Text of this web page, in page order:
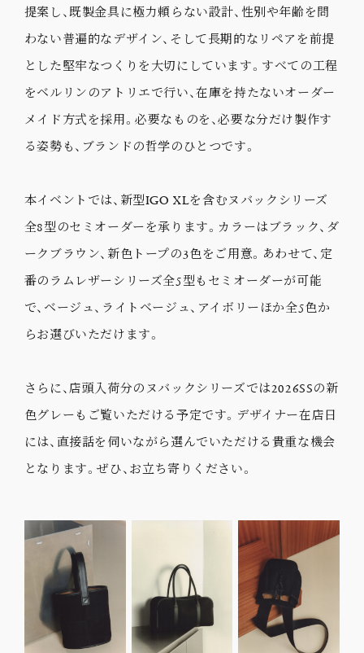
提案し、既製金具に極力頼らない設計、性別や年齢を問
わない普遍的なデザイン、そして長期的なリペアを前提
とした堅牢なつくりを大切にしています。すべての工程
をベルリンのアトリエで行い、在庫を持たないオーダー
メイド方式を採用。必要なものを、必要な分だけ製作す
る姿勢も、ブランドの哲学のひとつです。
本イベントでは、新型IGO XLを含むヌバックシリーズ
全8型のセミオーダーを承ります。カラーはブラック、ダ
ークブラウン、新色トープの3色をご用意。あわせて、定
番のラムレザーシリーズ全5型もセミオーダーが可能
で、ベージュ、ライトベージュ、アイボリーほか全5色か
らお選びいただけます。
さらに、店頭入荷分のヌバックシリーズでは2026SSの新
色グレーもご覧いただける予定です。デザイナー在店日
には、直接話を伺いながら選んでいただける貴重な機会
となります。ぜひ、お立ち寄りください。